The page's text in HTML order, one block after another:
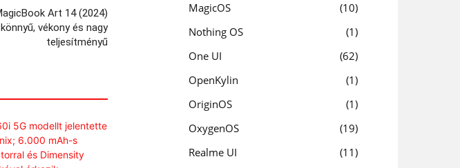
Art 14 (2024)
vékony és nagy
teljesítményű
MagicOS
10
Nothing OS
1
One UI
62
OpenKylin
1
OriginOS
1
OxygenOS
19
Realme UI
11